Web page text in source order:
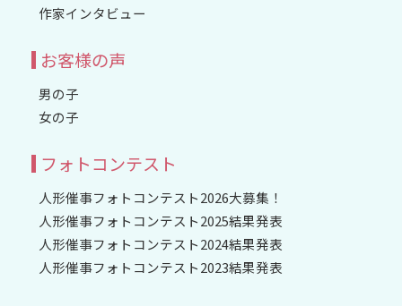
作家インタビュー
お客様の声
男の子
女の子
フォトコンテスト
人形催事フォトコンテスト2026大募集！
人形催事フォトコンテスト2025結果発表
人形催事フォトコンテスト2024結果発表
人形催事フォトコンテスト2023結果発表